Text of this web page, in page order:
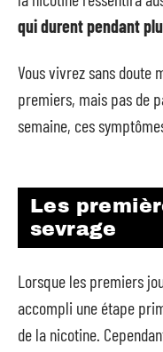
qui durent pendant
Vous vivrez sans doute
premiers, mais pas de
semaine, ces
Les
sevrage
Lorsque les premiers
accompli une étape
de la nicotine.